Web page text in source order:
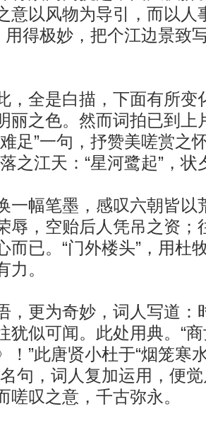
意以风物为导引，而以人
用得极妙，把个江边景致
全是白描，下面有所变化
丽之色。然而词拍已到上
足”一句，抒赞美嗟赏之
之江天：“星河鹭起”，
幅笔墨，感叹六朝皆以
辱，空贻后人凭吊之资；
而已。“门外楼头”，用杜
力。
更为奇妙，词人写道：
犹似可闻。此处用典。“
！”此唐贤小杜于“烟笼寒
句，词人复加运用，便
嗟叹之意，千古弥永。